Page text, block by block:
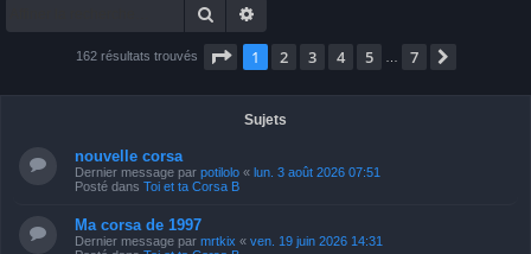
Rechercher
162 résultats trouvés Page 1sur7
1 2 3 4 5 7
Sujets
nouvelle corsa
Dernier message par potilolo « lun. 3 août 2026 07:51
Posté dans Toi et ta Corsa B
Ma corsa de 1997
Dernier message par mrtkix « ven. 19 juin 2026 14:31